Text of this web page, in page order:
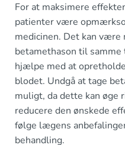
For at maksimere
patienter være
medicinen. Det kan
betamethason til
hjælpe med at
blodet. Undgå at tage
muligt, da dette kan øge
reducere den ønskede
følge lægens
behandling.